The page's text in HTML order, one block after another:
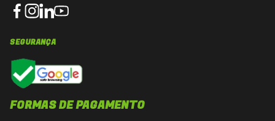
SEGURANÇA
FORMAS DE PAGAMENTO